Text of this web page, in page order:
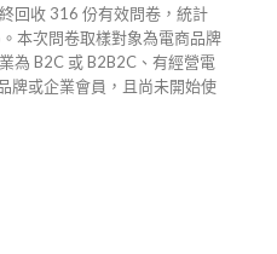
回收 316 份有效問卷，統計
本次問卷取樣對象為電商品牌
為 B2C 或 B2B2C、有經營電
牌或企業會員，且尚未開始使